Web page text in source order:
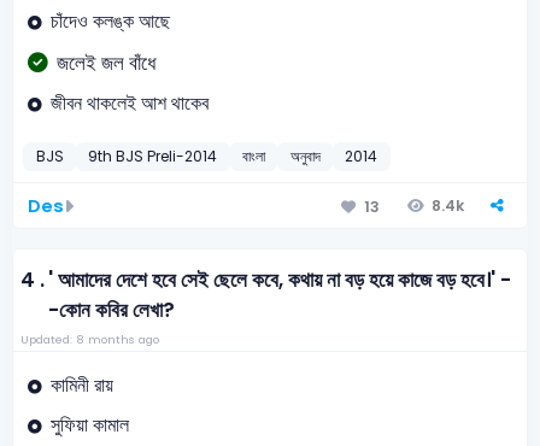
চাঁদেও কলঙ্ক আছে
জলেই জল বাঁধে
জীবন থাকলেই আশ থাকেব
BJS 9th BJS Preli-2014 বাংলা অনুবাদ 2014
Des 13 8.4k
4 .' আমাদের দেশে হবে সেই ছেলে কবে, কথায় না বড় হয়ে কাজে বড় হবে।' -
-কোন কবির লেখা?
Updated: 8 months ago
কামিনী রায়
সুফিয়া কামাল